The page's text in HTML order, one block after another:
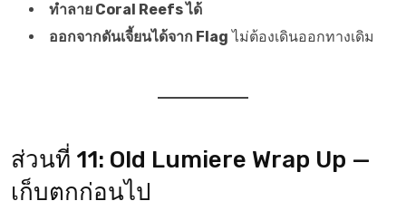
ทำลาย Coral Reefs ได้
ออกจากดันเจี้ยนได้จาก Flag ไม่ต้องเดินออกทางเดิม
ส่วนที่ 11: Old Lumiere Wrap Up —
เก็บตกก่อนไป